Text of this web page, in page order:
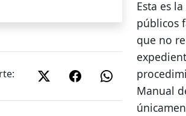
Esta es
públicos
que no
Manual